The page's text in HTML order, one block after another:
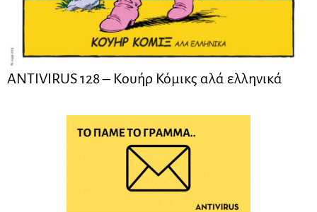
ANTIVIRUS 128 – Kουήρ Κόμικς αλά ελληνικά